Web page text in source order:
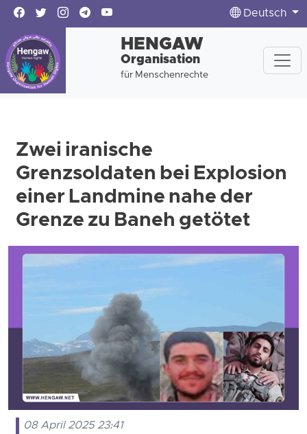
Deutsch
HENGAW
Organisation
für Menschenrechte
Zwei iranische
Grenzsoldaten bei Explosion
einer Landmine nahe der
Grenze zu Baneh getötet
08 April 2025 23:41